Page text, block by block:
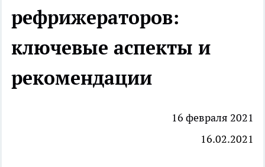
рефрижераторов:
ключевые аспекты и
рекомендации
16 февраля 2021
16.02.2021